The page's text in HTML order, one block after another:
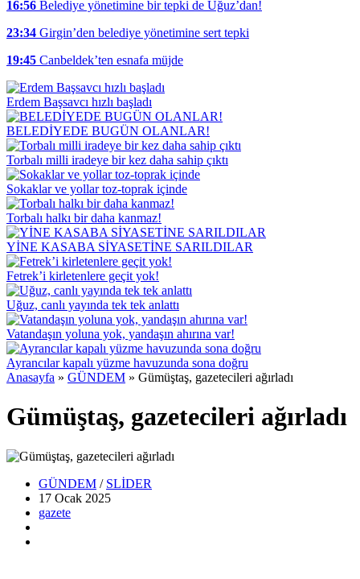
16:56 Belediye yönetimine bir tepki de Uğuz’dan!
23:34 Girgin’den belediye yönetimine sert tepki
19:45 Canbeldek’ten esnafa müjde
Erdem Başsavcı hızlı başladı
BELEDİYEDE BUGÜN OLANLAR!
Torbalı milli iradeye bir kez daha sahip çıktı
Sokaklar ve yollar toz-toprak içinde
Torbalı halkı bir daha kanmaz!
YİNE KASABA SİYASETİNE SARILDILAR
Fetrek’i kirletenlere geçit yok!
Uğuz, canlı yayında tek tek anlattı
Vatandaşın yoluna yok, yandaşın ahırına var!
Ayrancılar kapalı yüzme havuzunda sona doğru
Anasayfa » GÜNDEM » Gümüştaş, gazetecileri ağırladı
Gümüştaş, gazetecileri ağırladı
GÜNDEM / SLİDER
17 Ocak 2025
gazete